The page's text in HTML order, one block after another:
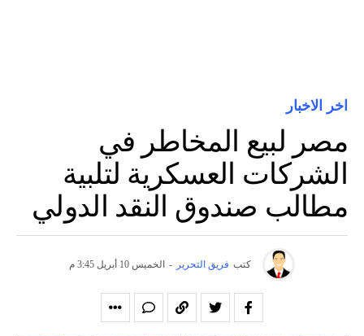
اخر الاخبار
مصر لبيع المخاطر في
الشركات العسكرية لتلبية
مطالب صندوق النقد الدولي
كتب فريق التحرير - الخميس 10 أبريل 3:45 م